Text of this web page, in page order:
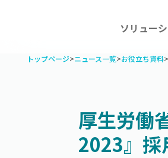
ソリュー
トップページ>ニュース一覧>お役立ち資料>
厚生労働
2023』採